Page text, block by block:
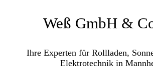
Weß GmbH &
Ihre Experten für Rollladen,
Elektrotechnik in